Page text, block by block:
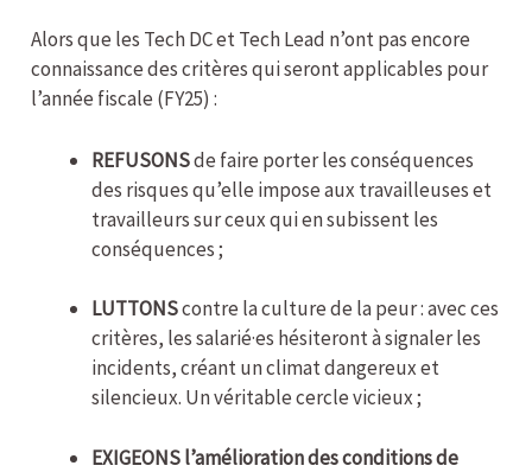
Alors que les Tech DC et Tech Lead n’ont pas encore
connaissance des critères qui seront applicables pour
l’année fiscale (FY25) :
REFUSONSde faire porter les conséquences
des risques qu’elle impose aux travailleuses et
travailleurs sur ceux qui en subissent les
conséquences ;
LUTTONScontre la culture de la peur : avec ces
critères, les salarié·es hésiteront à signaler les
incidents, créant un climat dangereux et
silencieux. Un véritable cercle vicieux ;
EXIGEONS l’amélioration des conditions de